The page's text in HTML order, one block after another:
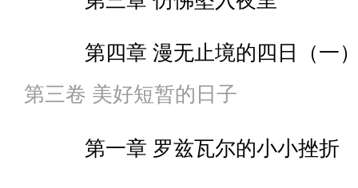
第八章 名字，是爱的回音（
第九章 名字，是爱的回音（
第四章 漫无止境的四日（一
第五章 漫无止境的四日（二
第六章 漫无止境的四日（三
第三卷 美好短暂的日子
第一章 罗兹瓦尔的小小挫折